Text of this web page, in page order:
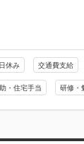
休み 交通費支給
・住宅手当 研修・